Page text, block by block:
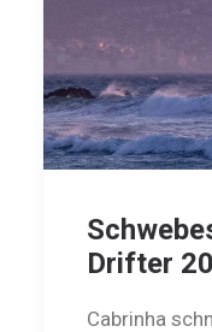
Drifter
Cabrinha